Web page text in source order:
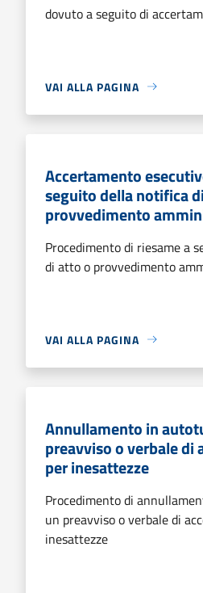
dovuto a seguito di
VAI ALLA PAGINA
Accertamento
seguito della notifica
provvedimento
Procedimento di riesame a
di atto o provvedimento
VAI ALLA PAGINA
Annullamento in
preavviso o verbale di
per inesattezze
Procedimento di
un preavviso o verbale di
inesattezze